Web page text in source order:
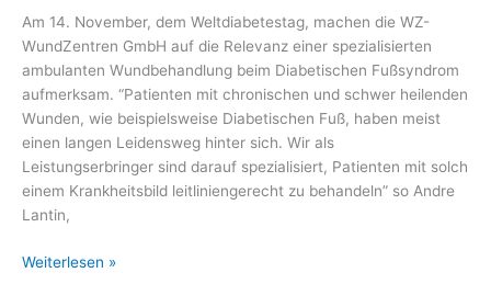
Am 14. November, dem Weltdiabetestag, machen die WZ-
WundZentren GmbH auf die Relevanz einer spezialisierten
ambulanten Wundbehandlung beim Diabetischen Fußsyndrom
aufmerksam. “Patienten mit chronischen und schwer heilenden
Wunden, wie beispielsweise Diabetischen Fuß, haben meist
einen langen Leidensweg hinter sich. Wir als
Leistungserbringer sind darauf spezialisiert, Patienten mit solch
einem Krankheitsbild leitliniengerecht zu behandeln” so Andre
Lantin,
Weltdiabetestag:
Weiterlesen »